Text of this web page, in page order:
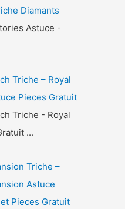
Diamants
Astuce -
Triche – Royal
Pieces Gratuit
Triche - Royal
...
Triche –
Astuce
Pieces Gratuit